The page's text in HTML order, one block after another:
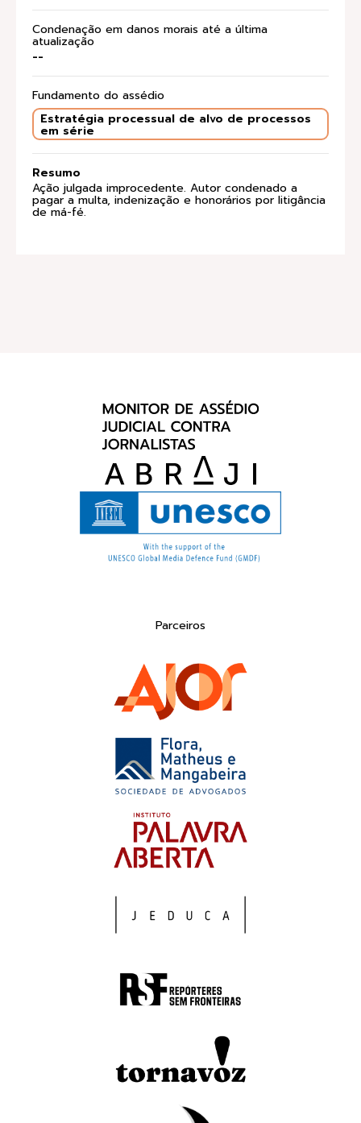
Condenação em danos morais até a última
atualização
--
Fundamento do assédio
Estratégia processual de alvo de processos
em série
Resumo
Ação julgada improcedente. Autor condenado a
pagar a multa, indenização e honorários por litigância
de má-fé.
Parceiros